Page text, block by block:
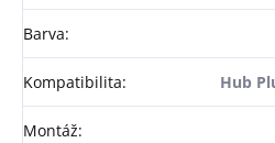
Barva:
Kompatibilita: Hub
Montáž: